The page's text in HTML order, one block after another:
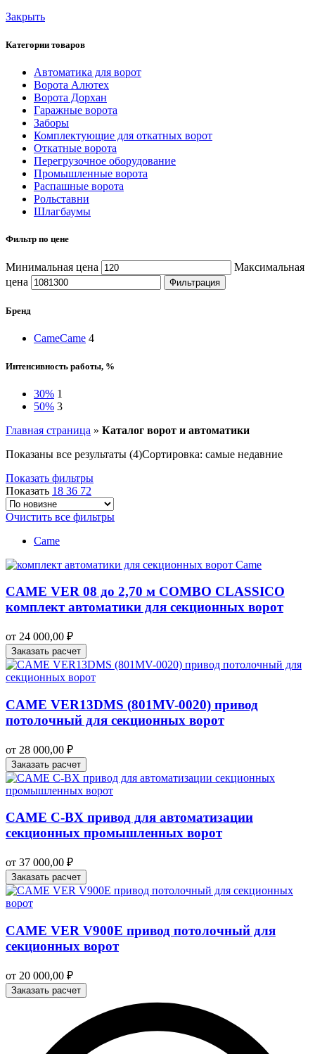
Закрыть
Категории товаров
Автоматика для ворот
Ворота Алютех
Ворота Дорхан
Гаражные ворота
Заборы
Комплектующие для откатных ворот
Откатные ворота
Перегрузочное оборудование
Промышленные ворота
Распашные ворота
Рольставни
Шлагбаумы
Фильтр по цене
Минимальная цена
Максимальная
цена
Фильтрация
Бренд
CameCame 4
Интенсивность работы, %
30% 1
50% 3
Главная страница » Каталог ворот и автоматики
Показаны все результаты (4)Сортировка: самые недавние
Показать фильтры
Показать 18 36 72
Очистить все фильтры
Came
CAME VER 08 до 2,70 м COMBO CLASSICO
комплект автоматики для секционных ворот
от 24 000,00 ₽
Заказать расчет
CAME VER13DMS (801MV-0020) привод
потолочный для секционных ворот
от 28 000,00 ₽
Заказать расчет
CAME C-BX привод для автоматизации
секционных промышленных ворот
от 37 000,00 ₽
Заказать расчет
CAME VER V900E привод потолочный для
секционных ворот
от 20 000,00 ₽
Заказать расчет